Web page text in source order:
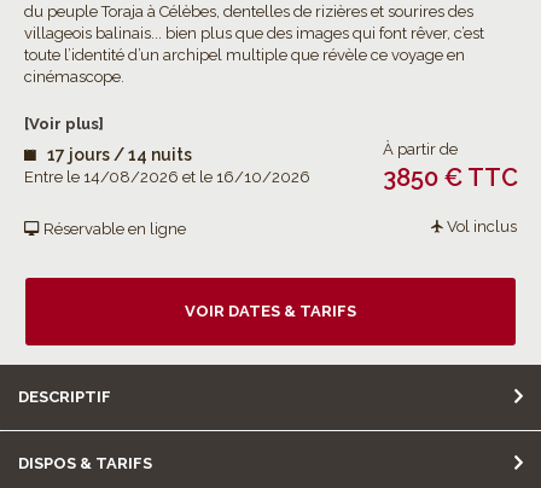
du peuple Toraja à Célèbes, dentelles de rizières et sourires des
villageois balinais... bien plus que des images qui font rêver, c’est
toute l’identité d’un archipel multiple que révèle ce voyage en
cinémascope.
[Voir plus]
17 jours / 14 nuits
Entre le 14/08/2026 et le 16/10/2026
À partir de
3850 € TTC
Réservable en ligne Vol inclus
VOIR DATES & TARIFS
DESCRIPTIF
DISPOS & TARIFS